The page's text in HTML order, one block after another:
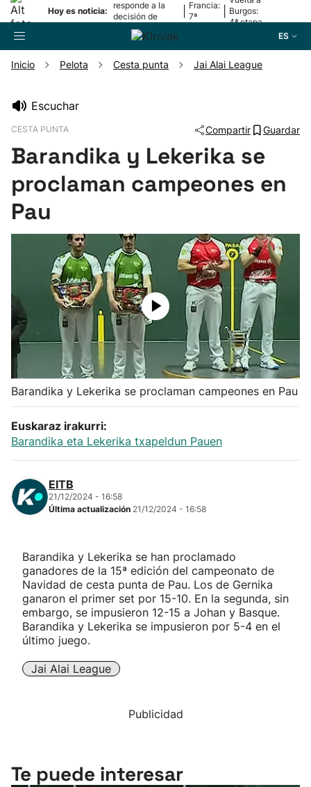
Hoy es noticia:
responde a la
decisión de
Oriamendi
Francia:
7ª
Burgos:
4ª etapa
ES
Pelota
Remo
Baloncesto
Ciclismo
Herri-kirolak
Balonmano
Kirolak 360
Atletismo
Carreras de montaña
"Helmuga"
Inicio Pelota Cesta punta Jai Alai League
Escuchar
CESTA PUNTA Compartir Guardar
Barandika y Lekerika se
proclaman campeones en
Pau
Barandika y Lekerika se proclaman campeones en Pau
Euskaraz irakurri:
Barandika eta Lekerika txapeldun Pauen
EITB
21/12/2024 - 16:58
Última actualización 21/12/2024 - 16:58
Barandika y Lekerika se han proclamado
ganadores de la 15ª edición del campeonato de
Navidad de cesta punta de Pau. Los de Gernika
ganaron el primer set por 15-10. En la segunda, sin
embargo, se impusieron 12-15 a Johan y Basque.
Barandika y Lekerika se impusieron por 5-4 en el
último juego.
Jai Alai League
Publicidad
Te puede interesar